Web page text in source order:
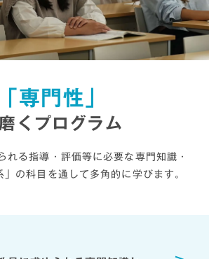
「専門性」
くプログラム
れる指導・評価等に必要な専門知識・
の科目を通して多角的に学びます。
選考試験の合格実績（英語
）
県、長野県、福井県、富山県、
府、滋賀県、香川県、北海道、
古屋市、浜松市、静岡市、私立
実績（2022年3月〜2026年3月卒業
組んでいる研究テーマや活動
たり、ALL ENGLISHの模擬授業
たりするなど、生徒の学習意欲や
重ねています。教員採用選考試験
入れながら、自分自身の英語力を
の授業を通して、「英語で授業を
展開できる実践力を鍛え
められる英語力と教授法、批判的
けさせるとともに、self-
れること）を養う指導をしていま
多くを英語開講としており、「英